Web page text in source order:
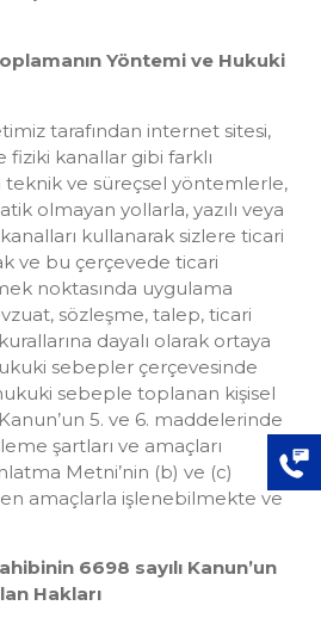
Yöntemi ve Hukuki
tarafından internet sitesi,
kanallar gibi farklı
teknik ve süreçsel yöntemlerle,
olmayan yollarla, yazılı veya
kullanarak sizlere ticari
ve bu çerçevede ticari
noktasında uygulama
sözleşme, talep, ticari
dayalı olarak ortaya
sebepler çerçevesinde
sebeple toplanan kişisel
5. ve 6. maddelerinde
şartları ve amaçları
Metni’nin (b) ve (c)
amaçlarla işlenebilmekte ve
6698 sayılı Kanun’un
Hakları